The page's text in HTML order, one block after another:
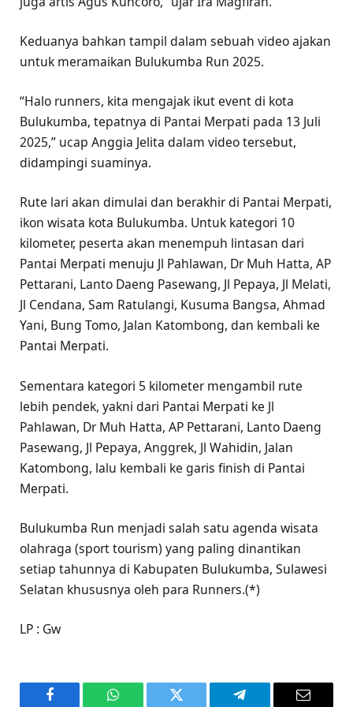
Keduanya bahkan tampil dalam sebuah video ajakan
untuk meramaikan Bulukumba Run 2025.
“Halo runners, kita mengajak ikut event di kota
Bulukumba, tepatnya di Pantai Merpati pada 13 Juli
2025,” ucap Anggia Jelita dalam video tersebut,
didampingi suaminya.
Rute lari akan dimulai dan berakhir di Pantai Merpati,
ikon wisata kota Bulukumba. Untuk kategori 10
kilometer, peserta akan menempuh lintasan dari
Pantai Merpati menuju Jl Pahlawan, Dr Muh Hatta, AP
Pettarani, Lanto Daeng Pasewang, Jl Pepaya, Jl Melati,
Jl Cendana, Sam Ratulangi, Kusuma Bangsa, Ahmad
Yani, Bung Tomo, Jalan Katombong, dan kembali ke
Pantai Merpati.
Sementara kategori 5 kilometer mengambil rute
lebih pendek, yakni dari Pantai Merpati ke Jl
Pahlawan, Dr Muh Hatta, AP Pettarani, Lanto Daeng
Pasewang, Jl Pepaya, Anggrek, Jl Wahidin, Jalan
Katombong, lalu kembali ke garis finish di Pantai
Merpati.
Bulukumba Run menjadi salah satu agenda wisata
olahraga (sport tourism) yang paling dinantikan
setiap tahunnya di Kabupaten Bulukumba, Sulawesi
Selatan khususnya oleh para Runners.(*)
LP : Gw